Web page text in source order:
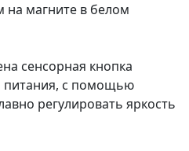
на магните в белом
сенсорная кнопка
питания, с помощью
регулировать яркость